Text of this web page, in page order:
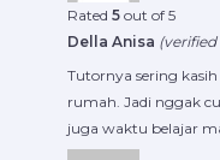
Rated 5 out of 5
Della Anisa
Tutornya sering
rumah. Jadi nggak
juga waktu belajar